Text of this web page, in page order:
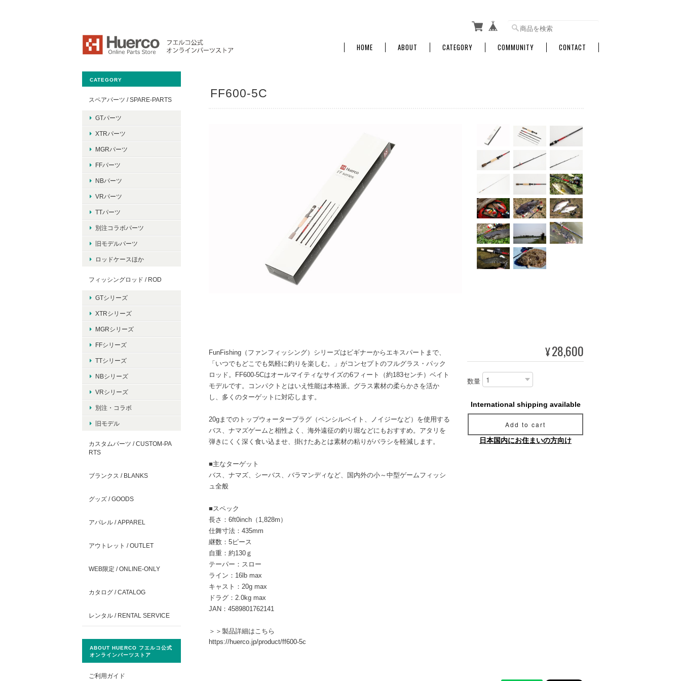
HOME ABOUT CATEGORY COMMUNITY CONTACT
FF600-5C
FunFishing（ファンフィッシング）シリーズはビギナーからエキスパートまで、
「いつでもどこでも気軽に釣りを楽しむ。」がコンセプトのフルグラス・パック
ロッド。FF600-5Cはオールマイティなサイズの6フィート（約183センチ）ベイト
モデルです。コンパクトとはいえ性能は本格派。グラス素材の柔らかさを活か
し、多くのターゲットに対応します。
20gまでのトップウォータープラグ（ペンシルベイト、ノイジーなど）を使用する
バス、ナマズゲームと相性よく、海外遠征の釣り堀などにもおすすめ。アタリを
弾きにくく深く食い込ませ、掛けたあとは素材の粘りがバラシを軽減します。
■主なターゲット
バス、ナマズ、シーバス、バラマンディなど、国内外の小～中型ゲームフィッシ
ュ全般
■スペック
長さ：6ft0inch（1,828m）
仕舞寸法：435mm
継数：5ピース
自重：約130ｇ
テーパー：スロー
ライン：16lb max
キャスト：20g max
ドラグ：2.0kg max
JAN：4589801762141
＞＞製品詳細はこちら
https://huerco.jp/product/ff600-5c
¥28,600
数量
International shipping available
Add to cart
日本国内にお住まいの方向け
CATEGORY
スペアパーツ / SPARE-PARTS
GTパーツ
XTRパーツ
MGRパーツ
FFパーツ
NBパーツ
VRパーツ
TTパーツ
別注コラボパーツ
旧モデルパーツ
ロッドケースほか
フィッシングロッド / ROD
GTシリーズ
XTRシリーズ
MGRシリーズ
FFシリーズ
TTシリーズ
NBシリーズ
VRシリーズ
別注・コラボ
旧モデル
カスタムパーツ / CUSTOM-PA
RTS
ブランクス / BLANKS
グッズ / GOODS
アパレル / APPAREL
アウトレット / OUTLET
WEB限定 / ONLINE-ONLY
カタログ / CATALOG
レンタル / RENTAL SERVICE
ABOUT HUERCO フエルコ公式
オンラインパーツストア
ご利用ガイド